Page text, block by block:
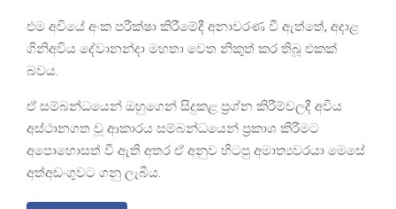
එම අවියේ අංක පරීක්ෂා කිරීමේදී අනාවරණ වී ඇත්තේ, අදාළ
ගිනිඅවිය දේවානන්දා මහතා වෙත නිකුත් කර තිබූ එකක්
බවය.
ඒ සම්බන්ධයෙන් ඔහුගෙන් සිදුකළ ප්‍රශ්න කිරීම්වලදී අවිය
අස්ථානගත වූ ආකාරය සම්බන්ධයෙන් ප්‍රකාශ කිරීමට
අපොහොසත් වී ඇති අතර ඒ අනුව හිටපු අමාත්‍යවරයා මෙසේ
අත්අඩංගුවට ගනු ලැබීය.